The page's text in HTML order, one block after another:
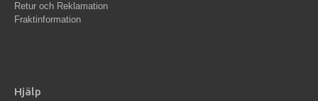
Retur och Reklamation
Fraktinformation
Hjälp